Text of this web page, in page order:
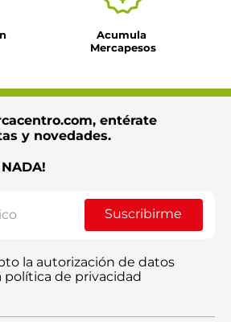
Acumula
Mercapesos
entérate
y novedades.
NADA!
Suscribirme
la autorización de datos
política de privacidad